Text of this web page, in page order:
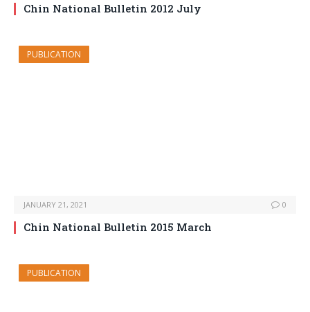
Chin National Bulletin 2012 July
PUBLICATION
JANUARY 21, 2021 0
Chin National Bulletin 2015 March
PUBLICATION